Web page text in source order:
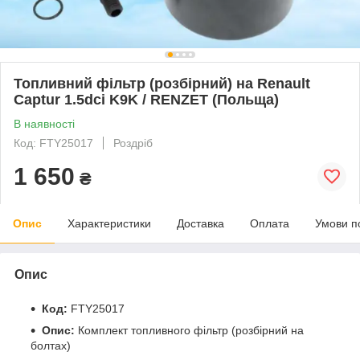
Топливний фільтр (розбірний) на Renault
Captur 1.5dci K9K / RENZET (Польща)
В наявності
Код: FTY25017
Роздріб
1 650 ₴
Опис Характеристики Доставка Оплата Умови
Опис
Код: FTY25017
Опис: Комплект топливного фільтр (розбірний на
болтах)